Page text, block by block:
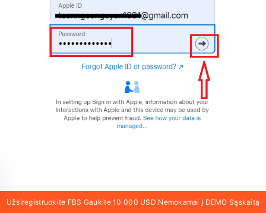
Užsiregistruokite FBS Gaukite 10 000 USD Nemokamai Į DEMO Sąskaitą